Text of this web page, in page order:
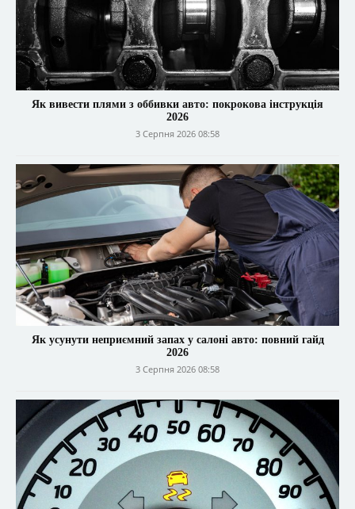
Як вивести плями з оббивки авто: покрокова інструкція
2026
3 Серпня 2026 08:58
Як усунути неприємний запах у салоні авто: повний гайд
2026
3 Серпня 2026 08:58